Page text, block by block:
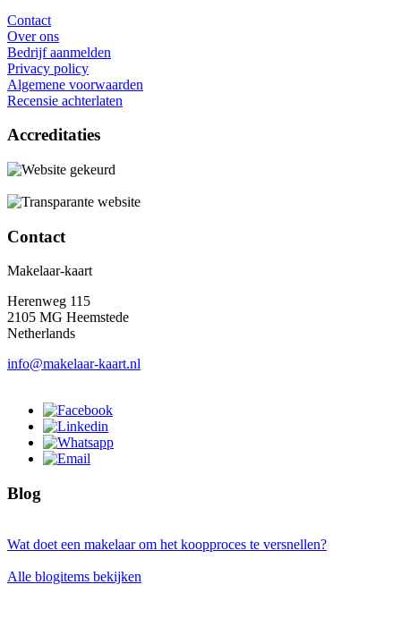
Contact
Over ons
Bedrijf aanmelden
Privacy policy
Algemene voorwaarden
Recensie achterlaten
Accreditaties
Contact
Makelaar-kaart
Herenweg 115
2105 MG Heemstede
Netherlands
info@makelaar-kaart.nl
Blog
Wat doet een makelaar om het koopproces te versnellen?
Alle blogitems bekijken